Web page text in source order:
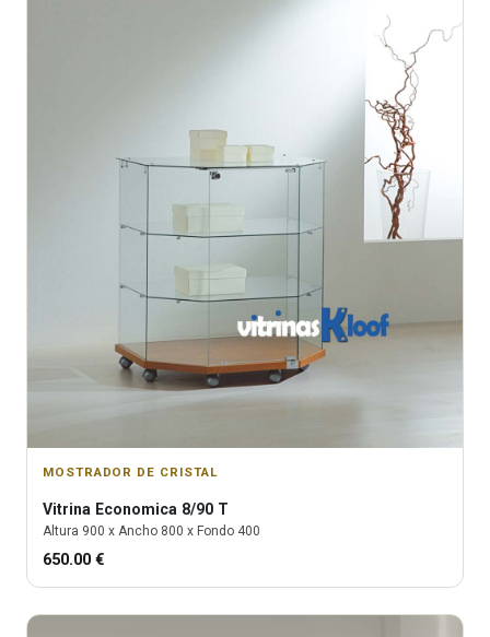
MOSTRADOR DE CRISTAL
Vitrina Economica 8/90 T
Altura 900 x Ancho 800 x Fondo 400
650.00 €